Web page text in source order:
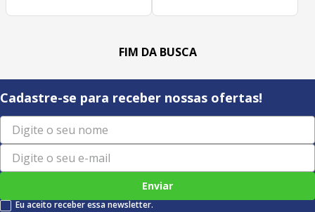
Cadastre-se para receber nossas ofertas!
Enviar
Eu aceito receber essa newsletter.